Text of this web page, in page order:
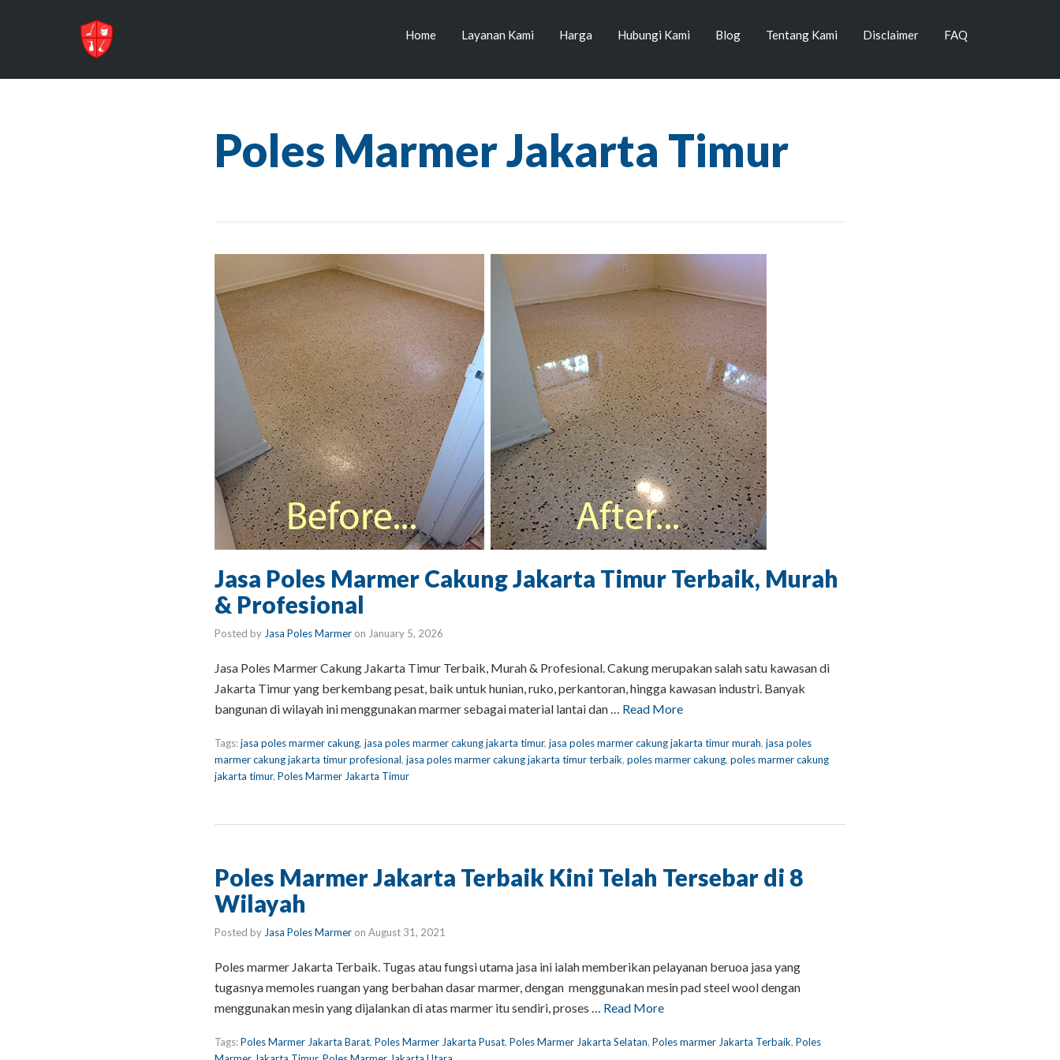
Home Layanan Kami Harga Hubungi Kami Blog Tentang Kami Disclaimer FAQ
Poles Marmer Jakarta Timur
Jasa Poles Marmer Cakung Jakarta Timur Terbaik, Murah
& Profesional
Posted by Jasa Poles Marmer on January 5, 2026
Jasa Poles Marmer Cakung Jakarta Timur Terbaik, Murah & Profesional. Cakung merupakan salah satu kawasan di
Jakarta Timur yang berkembang pesat, baik untuk hunian, ruko, perkantoran, hingga kawasan industri. Banyak
bangunan di wilayah ini menggunakan marmer sebagai material lantai dan … Read More
Tags:jasa poles marmer cakung, jasa poles marmer cakung jakarta timur, jasa poles marmer cakung jakarta timur murah, jasa poles
marmer cakung jakarta timur profesional, jasa poles marmer cakung jakarta timur terbaik, poles marmer cakung, poles marmer cakung
jakarta timur, Poles Marmer Jakarta Timur
Poles Marmer Jakarta Terbaik Kini Telah Tersebar di 8
Wilayah
Posted by Jasa Poles Marmer on August 31, 2021
Poles marmer Jakarta Terbaik. Tugas atau fungsi utama jasa ini ialah memberikan pelayanan beruoa jasa yang
tugasnya memoles ruangan yang berbahan dasar marmer, dengan menggunakan mesin pad steel wool dengan
menggunakan mesin yang dijalankan di atas marmer itu sendiri, proses … Read More
Tags:Poles Marmer Jakarta Barat, Poles Marmer Jakarta Pusat, Poles Marmer Jakarta Selatan, Poles marmer Jakarta Terbaik, Poles